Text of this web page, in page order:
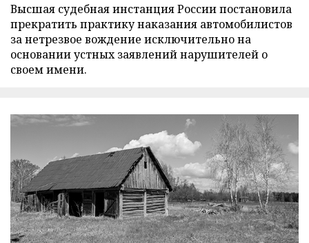
Высшая судебная инстанция России постановила
прекратить практику наказания автомобилистов
за нетрезвое вождение исключительно на
основании устных заявлений нарушителей о
своем имени.